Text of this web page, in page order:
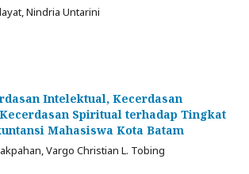
Nindria Untarini
Intelektual, Kecerdasan
Spiritual terhadap Tingkat
Mahasiswa Kota Batam
Vargo Christian L. Tobing